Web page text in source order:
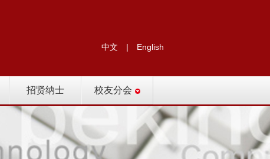
中文 | English
招贤纳士 校友分会